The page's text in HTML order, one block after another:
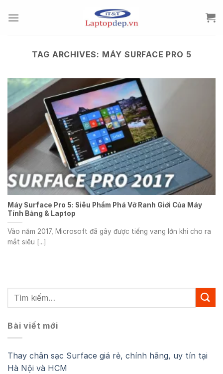
TAG ARCHIVES: MÁY SURFACE PRO 5
Máy Surface Pro 5: Siêu Phẩm Phá Vỡ Ranh Giới Của Máy
Tính Bảng & Laptop
Vào năm 2017, Microsoft đã gây được tiếng vang lớn khi cho ra
mắt siêu [...]
Bài viết mới
Thay chân sạc Surface giá rẻ, chính hãng, uy tín tại
Hà Nội và HCM